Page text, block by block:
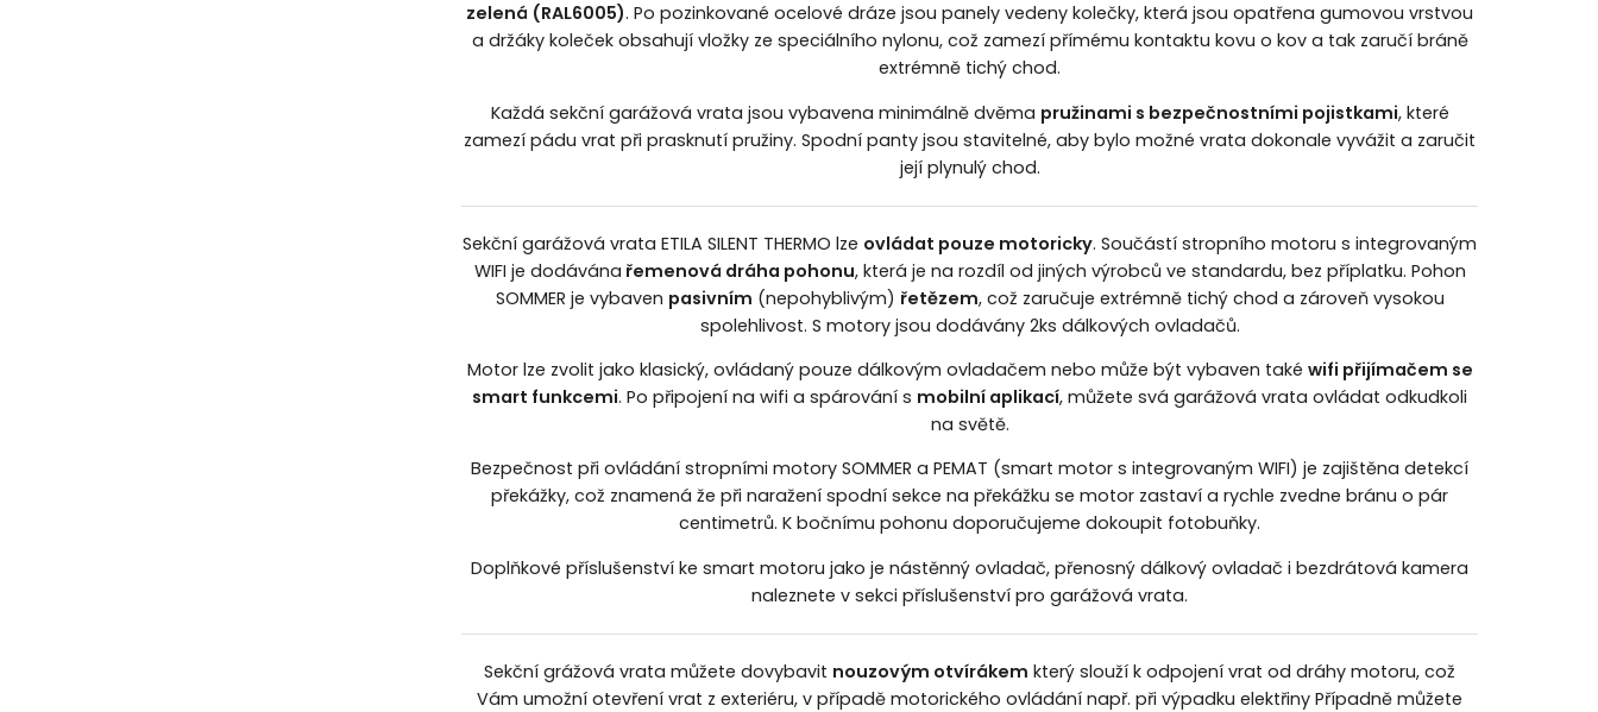
zelená (RAL6005). Po pozinkované ocelové dráze jsou panely vedeny kolečky, která jsou opatřena gumovou vrstvou
a držáky koleček obsahují vložky ze speciálního nylonu, což zamezí přímému kontaktu kovu o kov a tak zaručí bráně
extrémně tichý chod.
Každá sekční garážová vrata jsou vybavena minimálně dvěma pružinami s bezpečnostními pojistkami, které
zamezí pádu vrat při prasknutí pružiny. Spodní panty jsou stavitelné, aby bylo možné vrata dokonale vyvážit a zaručit
její plynulý chod.
Sekční garážová vrata ETILA SILENT THERMO lze ovládat pouze motoricky. Součástí stropního motoru s integrovaným
WIFI je dodávána řemenová dráha pohonu, která je na rozdíl od jiných výrobců ve standardu, bez příplatku. Pohon
SOMMER je vybaven pasivním (nepohyblivým) řetězem, což zaručuje extrémně tichý chod a zároveň vysokou
spolehlivost. S motory jsou dodávány 2ks dálkových ovladačů.
Motor lze zvolit jako klasický, ovládaný pouze dálkovým ovladačem nebo může být vybaven také wifi přijímačem se
smart funkcemi. Po připojení na wifi a spárování s mobilní aplikací, můžete svá garážová vrata ovládat odkudkoli
na světě.
Bezpečnost při ovládání stropními motory SOMMER a PEMAT (smart motor s integrovaným WIFI) je zajištěna detekcí
překážky, což znamená že při naražení spodní sekce na překážku se motor zastaví a rychle zvedne bránu o pár
centimetrů. K bočnímu pohonu doporučujeme dokoupit fotobuňky.
Doplňkové příslušenství ke smart motoru jako je nástěnný ovladač, přenosný dálkový ovladač i bezdrátová kamera
naleznete v sekcipříslušenství pro garážová vrata.
Sekční grážová vrata můžete dovybavit nouzovým otvírákem který slouží k odpojení vrat od dráhy motoru, což
Vám umožní otevření vrat z exteriéru, v případě motorického ovládání např. při výpadku elektřiny Případně můžete